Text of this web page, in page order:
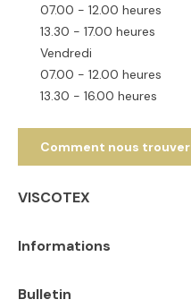
07.00 - 12.00 heures
13.30 - 17.00 heures
Vendredi
07.00 - 12.00 heures
13.30 - 16.00 heures
Comment nous trouver
VISCOTEX
Informations
Bulletin